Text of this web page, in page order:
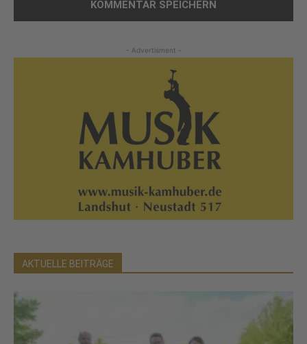
- Advertisment -
AKTUELLE BEITRÄGE